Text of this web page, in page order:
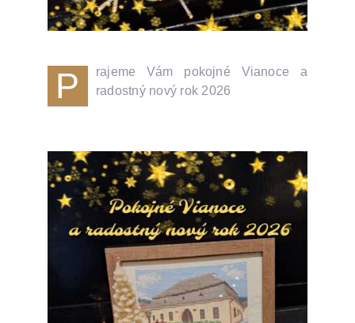
P
rajeme Vám pokojné Vianoce a
radostný nový rok 2026